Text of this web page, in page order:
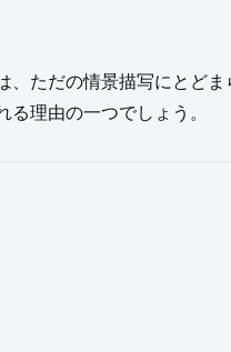
、ただの情景描写にとどま
理由の一つでしょう。